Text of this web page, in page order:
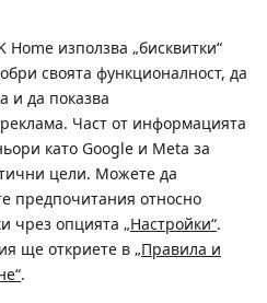
Home използва „бисквитки“
своята функционалност, да
и да показва
Част от информацията
като Google и Meta за
цели. Можете да
предпочитания относно
чрез опцията „Настройки“.
ще откриете в „Правила и
.
No. 5, София 1036